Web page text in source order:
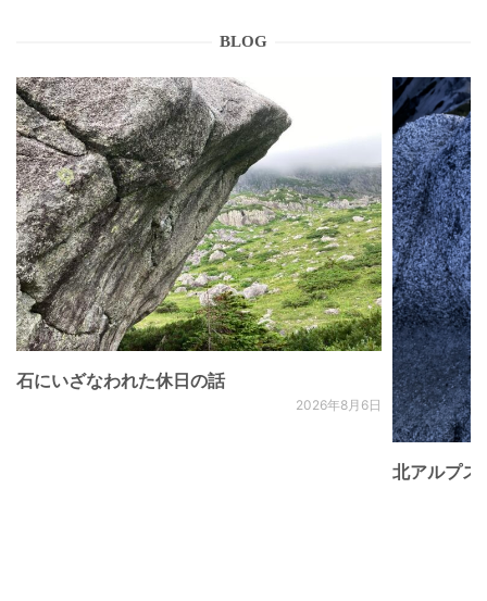
BLOG
石にいざなわれた休日の話
2026年8月6日
北アルプ